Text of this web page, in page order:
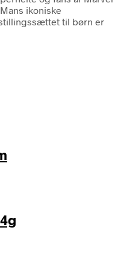
ikoniske
til børn er